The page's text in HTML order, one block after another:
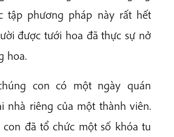
tập phương pháp này rất hết
được tưới hoa đã thực sự nở
hoa.
con có một ngày quán
nhà riêng của một thành viên.
đã tổ chức một số khóa tu